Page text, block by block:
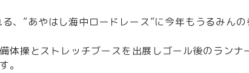
、”あやはし海中ロードレース”に今年もうるみんの
体操とストレッチブースを出展しゴール後のランナ
。